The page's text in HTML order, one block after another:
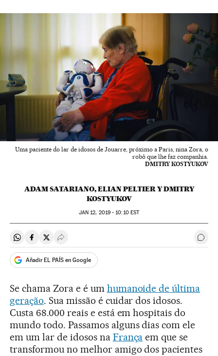
Uma paciente do lar de idosos de Jouarre, próximo a Paris, nina Zora, o
robô que lhe faz companhia.
DMITRY KOSTYUKOV
ADAM SATARIANO, ELIAN PELTIER Y DMITRY
KOSTYUKOV
JAN 12, 2019 - 10:10EST
Compartir en Whatsapp
Compartir en Facebook
Compartir en Twitter
Desplegar Redes Sociales
Añadir EL PAÍS en Google
Se chama Zora e é um humanoide de última
geração. Sua missão é cuidar dos idosos.
Custa 68.000 reais e está em hospitais do
mundo todo. Passamos alguns dias com ele
em um lar de idosos na França em que se
transformou no melhor amigo dos pacientes